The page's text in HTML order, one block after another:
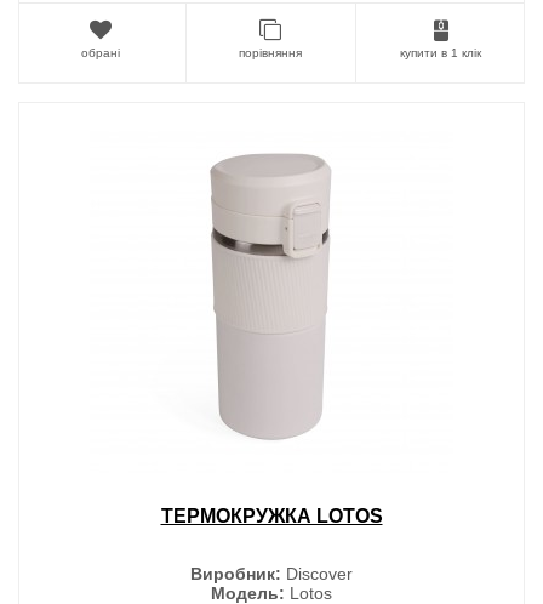
обрані порівняння купити в 1 клік
ТЕРМОКРУЖКА LOTOS
Виробник: Discover
Модель: Lotos